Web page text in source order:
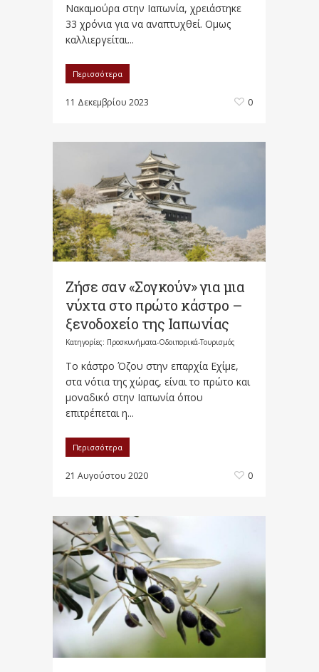
Νακαμούρα στην Ιαπωνία, χρειάστηκε
33 χρόνια για να αναπτυχθεί. Ομως
καλλιεργείται...
Περισσότερα
11 Δεκεμβρίου 2023 0
Ζήσε σαν «Σογκούν» για μια
νύχτα στο πρώτο κάστρο –
ξενοδοχείο της Ιαπωνίας
Κατηγορίες: Προσκυνήματα-Οδοιπορικά-Τουρισμός
Το κάστρο Όζου στην επαρχία Εχίμε,
στα νότια της χώρας, είναι το πρώτο και
μοναδικό στην Ιαπωνία όπου
επιτρέπεται η...
Περισσότερα
21 Αυγούστου 2020 0